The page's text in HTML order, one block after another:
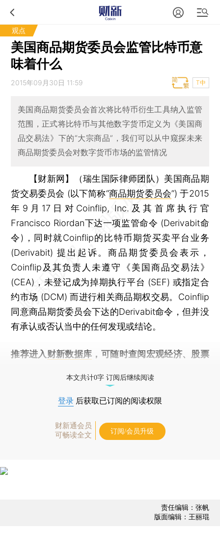
观点
美国商品期货委员会监管比特币意
味着什么
2015年09月30日 11:59 T中
美国商品期货委员会首次将比特币衍生工具纳入监管
范围，正式将比特币与其他数字货币定义为《美国商
品交易法》下的“大宗商品”，我们可以从中窥探未来
商品期货委员会对数字货币市场的监管情况
【财新网】（瑞生国际律师团队） 美国商品期
货交易委员会 (以下简称“商品期货委员会”) 于2015
年9月17日对Coinflip, Inc.及其首席执行官
Francisco Riordan下达一项监管命令 (Derivabit命
令)，同时就Coinflip的比特币期货买卖平台业务
(Derivabit) 提出起诉。商品期货委员会表示，
Coinflip及其负责人未遵守《美国商品交易法》
(CEA)，未登记成为掉期执行平台 (SEF) 或指定合
约市场 (DCM) 而进行相关商品期权交易。Coinflip
同意商品期货委员会下达的Derivabit命令，但并没
有承认或否认当中的任何发现或结论。
推荐进入 财新数据库 ，可随时查阅宏观经济、股票
本文共计0字 订阅后继续阅读
登录 后获取已订阅的阅读权限
财新通会员
可畅读全文
订阅/会员升级
责任编辑：张帆
版面编辑：王丽琨